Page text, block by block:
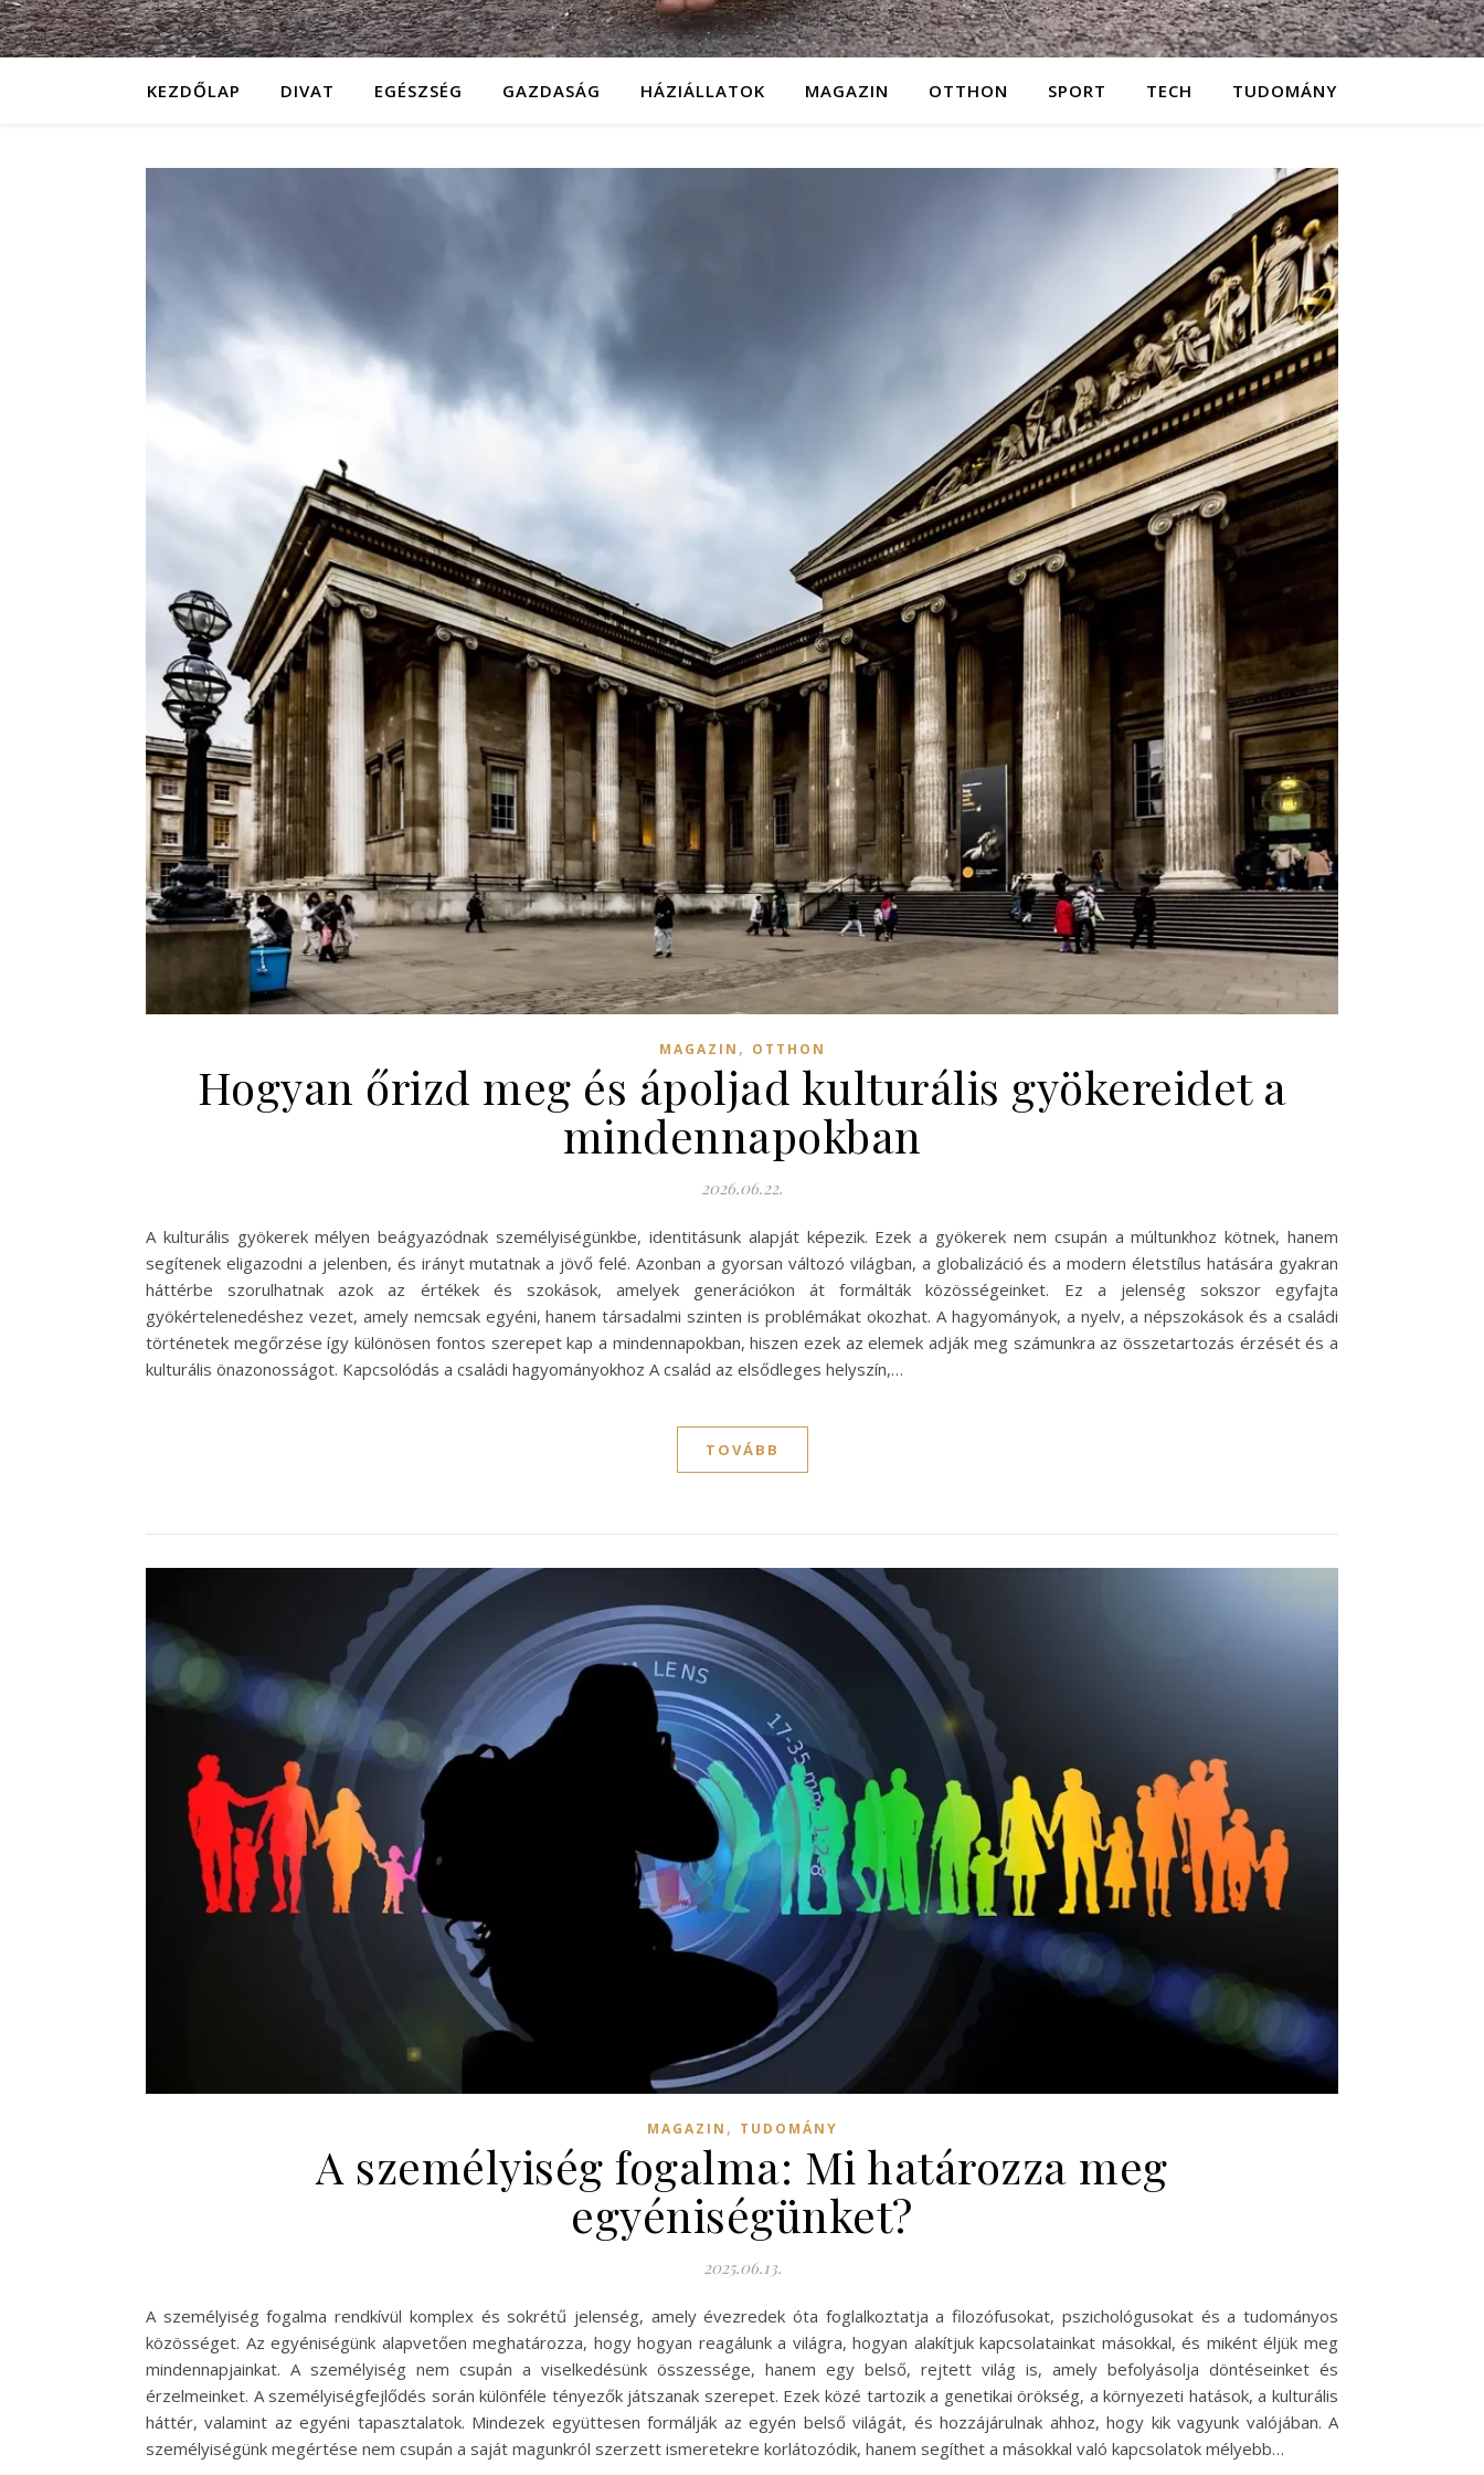
KEZDŐLAP DIVAT EGÉSZSÉG GAZDASÁG HÁZIÁLLATOK MAGAZIN OTTHON SPORT TECH TUDOMÁNY
MAGAZIN , OTTHON
Hogyan őrizd meg és ápoljad kulturális gyökereidet a
mindennapokban
2026.06.22.
A kulturális gyökerek mélyen beágyazódnak személyiségünkbe, identitásunk alapját képezik. Ezek a gyökerek nem csupán a múltunkhoz kötnek, hanem
segítenek eligazodni a jelenben, és irányt mutatnak a jövő felé. Azonban a gyorsan változó világban, a globalizáció és a modern életstílus hatására gyakran
háttérbe szorulhatnak azok az értékek és szokások, amelyek generációkon át formálták közösségeinket. Ez a jelenség sokszor egyfajta
gyökértelenedéshez vezet, amely nemcsak egyéni, hanem társadalmi szinten is problémákat okozhat. A hagyományok, a nyelv, a népszokások és a családi
történetek megőrzése így különösen fontos szerepet kap a mindennapokban, hiszen ezek az elemek adják meg számunkra az összetartozás érzését és a
kulturális önazonosságot. Kapcsolódás a családi hagyományokhoz A család az elsődleges helyszín,…
TOVÁBB
MAGAZIN , TUDOMÁNY
A személyiség fogalma: Mi határozza meg
egyéniségünket?
2025.06.13.
A személyiség fogalma rendkívül komplex és sokrétű jelenség, amely évezredek óta foglalkoztatja a filozófusokat, pszichológusokat és a tudományos
közösséget. Az egyéniségünk alapvetően meghatározza, hogy hogyan reagálunk a világra, hogyan alakítjuk kapcsolatainkat másokkal, és miként éljük meg
mindennapjainkat. A személyiség nem csupán a viselkedésünk összessége, hanem egy belső, rejtett világ is, amely befolyásolja döntéseinket és
érzelmeinket. A személyiségfejlődés során különféle tényezők játszanak szerepet. Ezek közé tartozik a genetikai örökség, a környezeti hatások, a kulturális
háttér, valamint az egyéni tapasztalatok. Mindezek együttesen formálják az egyén belső világát, és hozzájárulnak ahhoz, hogy kik vagyunk valójában. A
személyiségünk megértése nem csupán a saját magunkról szerzett ismeretekre korlátozódik, hanem segíthet a másokkal való kapcsolatok mélyebb…